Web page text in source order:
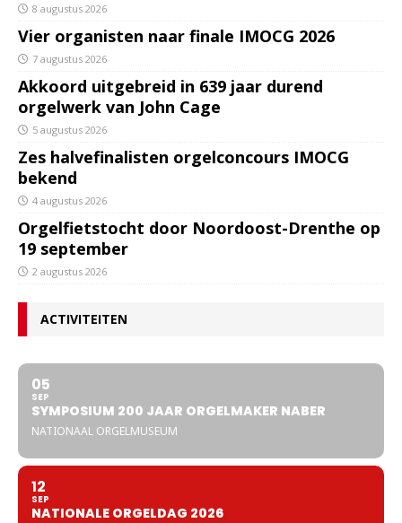
8 augustus 2026
Vier organisten naar finale IMOCG 2026
7 augustus 2026
Akkoord uitgebreid in 639 jaar durend
orgelwerk van John Cage
5 augustus 2026
Zes halvefinalisten orgelconcours IMOCG
bekend
4 augustus 2026
Orgelfietstocht door Noordoost-Drenthe op
19 september
2 augustus 2026
ACTIVITEITEN
05
SEP
SYMPOSIUM 200 JAAR ORGELMAKER NABER
NATIONAAL ORGELMUSEUM
12
SEP
NATIONALE ORGELDAG 2026